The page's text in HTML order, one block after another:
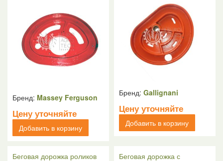
Бренд: Massey Ferguson
Цену уточняйте
Добавить в корзину
Бренд: Gallignani
Цену уточняйте
Добавить в корзину
Беговая дорожка роликов
Беговая дорожка с